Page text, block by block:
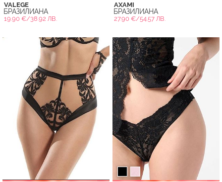
VALEGE
БРАЗИЛИАНА
19.90 €/38.92 ЛВ.
AXAMI
БРАЗИЛИАНА
27.90 €/54.57 ЛВ.